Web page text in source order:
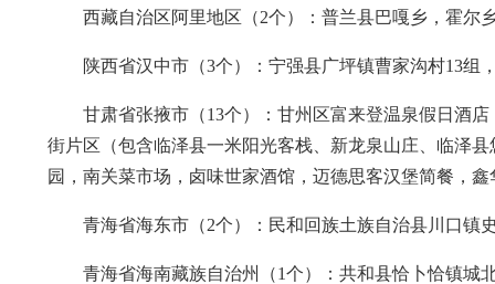
西藏自治区阿里地区（2个）：普兰县巴嘎乡，霍尔
陕西省汉中市（3个）：宁强县广坪镇曹家沟村13组
甘肃省张掖市（13个）：甘州区富来登温泉假日酒
街片区（包含临泽县一米阳光客栈、新龙泉山庄、临泽
园，南关菜市场，卤味世家酒馆，迈德思客汉堡简餐，
青海省海东市（2个）：民和回族土族自治县川口镇
青海省海南藏族自治州（1个）：共和县恰卜恰镇城